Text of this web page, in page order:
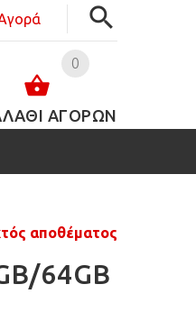
0
ΑΓΟΡΩΝ
αποθέματος
64GB